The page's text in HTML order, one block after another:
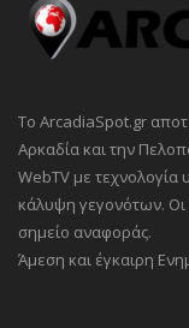
Το ArcadiaSpot.gr
Αρκαδία και την
WebTV με
κάλυψη γεγονότων.
σημείο αναφοράς.
Άμεση και έγκαιρη